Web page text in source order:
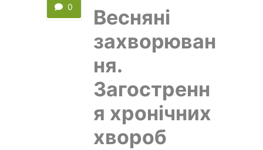
0
Весняні
захворюван
ня.
Загостренн
я хронічних
хвороб